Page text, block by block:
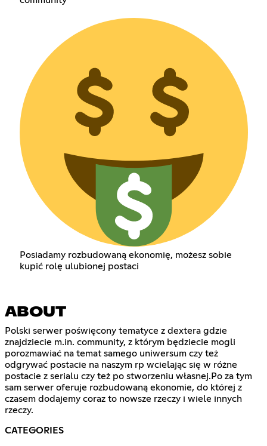
Posiadamy rozbudowaną ekonomię, możesz sobie
kupić rolę ulubionej postaci
ABOUT
Polski serwer poświęcony tematyce z dextera gdzie
znajdziecie m.in. community, z którym będziecie mogli
porozmawiać na temat samego uniwersum czy też
odgrywać postacie na naszym rp wcielając się w różne
postacie z serialu czy też po stworzeniu własnej.Po za tym
sam serwer oferuje rozbudowaną ekonomie, do której z
czasem dodajemy coraz to nowsze rzeczy i wiele innych
rzeczy.
CATEGORIES